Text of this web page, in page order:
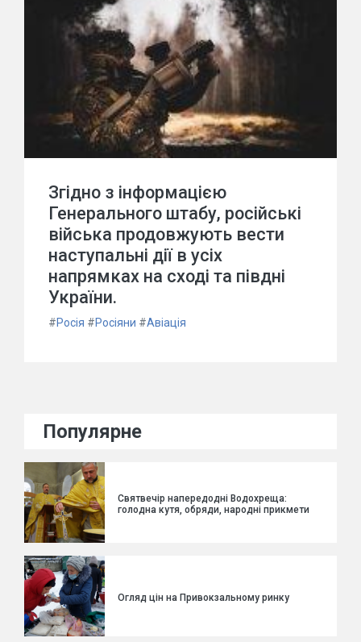
Згідно з інформацією
Генерального штабу, російські
війська продовжують вести
наступальні дії в усіх
напрямках на сході та півдні
України.
#Росія #Росіяни #Авіація
Популярне
Святвечір напередодні Водохреща:
голодна кутя, обряди, народні прикмети
Огляд цін на Привокзальному ринку